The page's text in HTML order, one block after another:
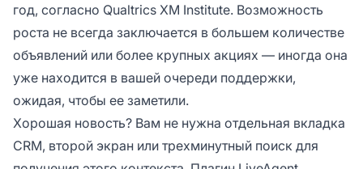
год, согласно Qualtrics XM Institute. Возможность
роста не всегда заключается в большем количестве
объявлений или более крупных акциях — иногда она
уже находится в вашей очереди поддержки,
ожидая, чтобы ее заметили.
Хорошая новость? Вам не нужна отдельная вкладка
CRM, второй экран или трехминутный поиск для